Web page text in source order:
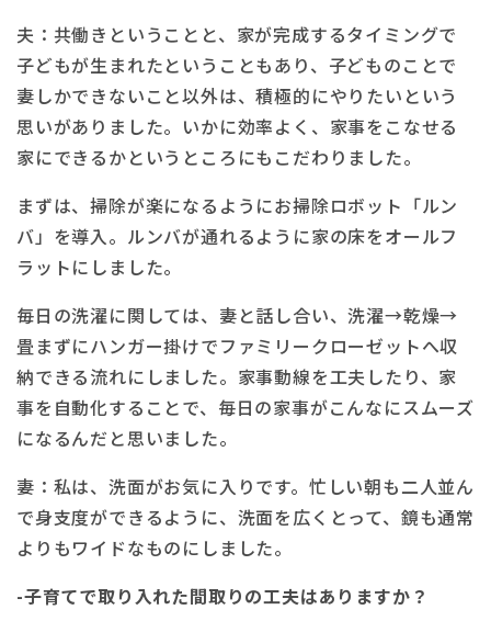
夫：共働きということと、家が完成するタイミングで
子どもが生まれたということもあり、子どものことで
妻しかできないこと以外は、積極的にやりたいという
思いがありました。いかに効率よく、家事をこなせる
家にできるかというところにもこだわりました。
まずは、掃除が楽になるようにお掃除ロボット「ルン
バ」を導入。ルンバが通れるように家の床をオールフ
ラットにしました。
毎日の洗濯に関しては、妻と話し合い、洗濯→乾燥→
畳まずにハンガー掛けでファミリークローゼットへ収
納できる流れにしました。家事動線を工夫したり、家
事を自動化することで、毎日の家事がこんなにスムーズ
になるんだと思いました。
妻：私は、洗面がお気に入りです。忙しい朝も二人並ん
で身支度ができるように、洗面を広くとって、鏡も通常
よりもワイドなものにしました。
-子育てで取り入れた間取りの工夫はありますか？